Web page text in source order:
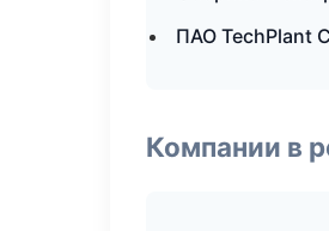
ПАО TechPlant
Компании в